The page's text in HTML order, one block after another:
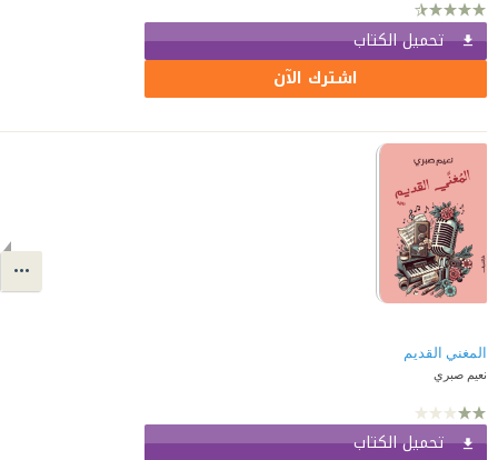
تحميل الكتاب
اشترك الآن
المغني القديم
نعيم صبري
تحميل الكتاب